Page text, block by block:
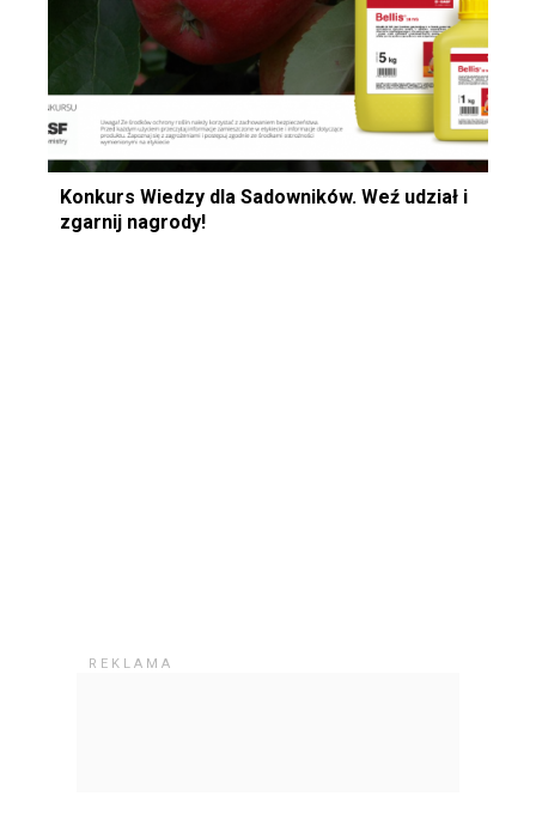
Konkurs Wiedzy dla Sadowników. Weź udział i
zgarnij nagrody!